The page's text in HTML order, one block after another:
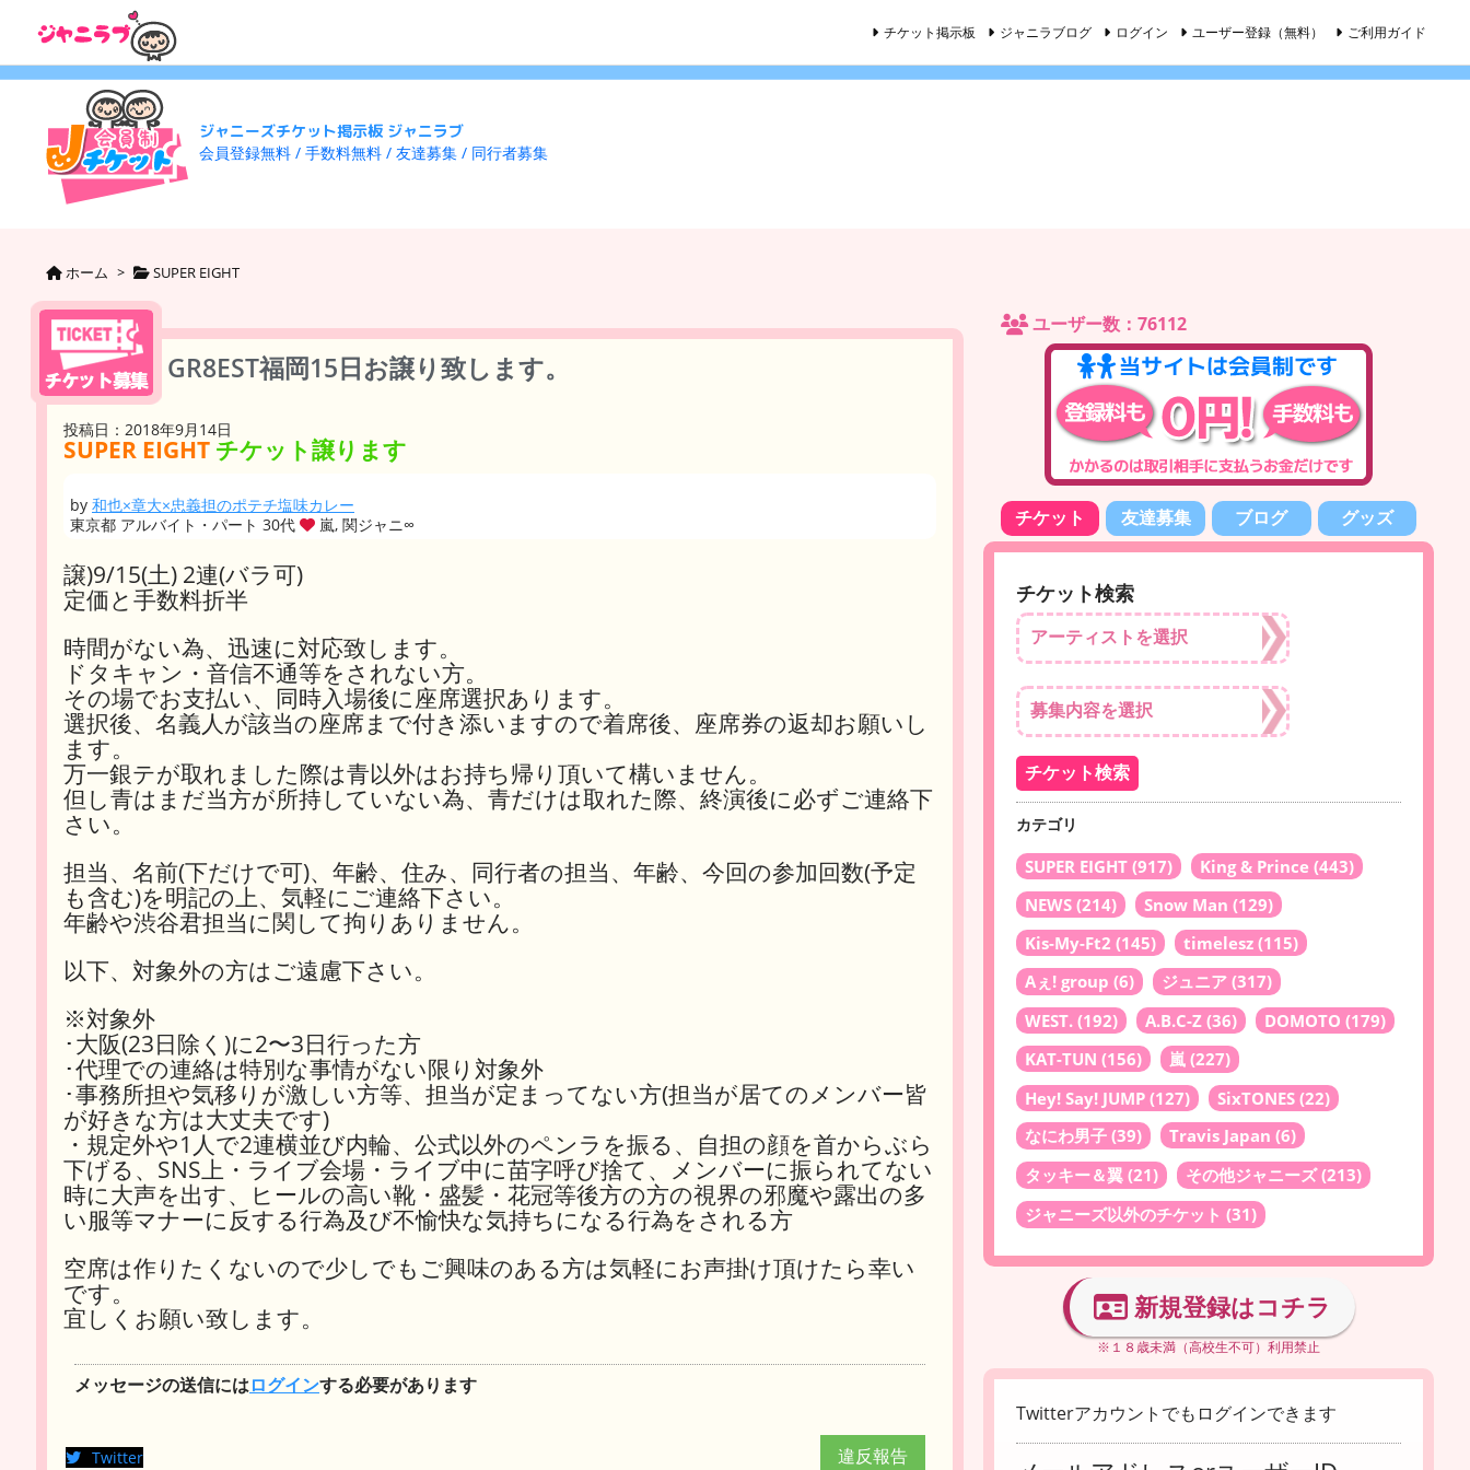
ジャニーズチケット掲示板 ジャニラブ
会員登録無料 / 手数料無料 / 友達募集 / 同行者募集
チケット掲示板 ジャニラブログ ログイン ユーザー登録（無料） ご利用ガイド
ホーム > SUPER EIGHT
GR8EST福岡15日お譲り致します。
投稿日：2018年9月14日
SUPER EIGHT チケット譲ります
by 和也×章大×忠義担のポテチ塩味カレー
東京都 アルバイト・パート 30代
嵐, 関ジャニ∞
譲)9/15(土) 2連(バラ可)
定価と手数料折半
時間がない為、迅速に対応致します。
ドタキャン・音信不通等をされない方。
その場でお支払い、同時入場後に座席選択あります。
選択後、名義人が該当の座席まで付き添いますので着席後、座席券の返却お願いし
ます。
万一銀テが取れました際は青以外はお持ち帰り頂いて構いません。
但し青はまだ当方が所持していない為、青だけは取れた際、終演後に必ずご連絡下
さい。
担当、名前(下だけで可)、年齢、住み、同行者の担当、年齢、今回の参加回数(予定
も含む)を明記の上、気軽にご連絡下さい。
年齢や渋谷君担当に関して拘りありません。
以下、対象外の方はご遠慮下さい。
※対象外
･大阪(23日除く)に2〜3日行った方
･代理での連絡は特別な事情がない限り対象外
･事務所担や気移りが激しい方等、担当が定まってない方(担当が居てのメンバー皆
が好きな方は大丈夫です)
・規定外や1人で2連横並び内輪、公式以外のペンラを振る、自担の顔を首からぶら
下げる、SNS上・ライブ会場・ライブ中に苗字呼び捨て、メンバーに振られてない
時に大声を出す、ヒールの高い靴・盛髪・花冠等後方の方の視界の邪魔や露出の多
い服等マナーに反する行為及び不愉快な気持ちになる行為をされる方
空席は作りたくないので少しでもご興味のある方は気軽にお声掛け頂けたら幸い
です。
宜しくお願い致します。
メッセージの送信にはログインする必要があります
違反報告
Twitter
ユーザー数：76112
チケット 友達募集 ブログ グッズ
チケット検索
カテゴリ
SUPER EIGHT (917) King & Prince (443)
NEWS (214) Snow Man (129)
Kis-My-Ft2 (145) timelesz (115)
Aぇ! group (6) ジュニア (317)
WEST. (192) A.B.C-Z (36) DOMOTO (179)
KAT-TUN (156) 嵐 (227)
Hey! Say! JUMP (127) SixTONES (22)
なにわ男子 (39) Travis Japan (6)
タッキー＆翼 (21) その他ジャニーズ(213)
ジャニーズ以外のチケット (31)
新規登録はコチラ
※１８歳未満（高校生不可）利用禁止
Twitterアカウントでもログインできます